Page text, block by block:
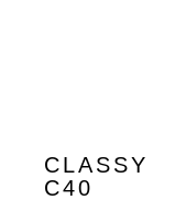
CLASSY
C40